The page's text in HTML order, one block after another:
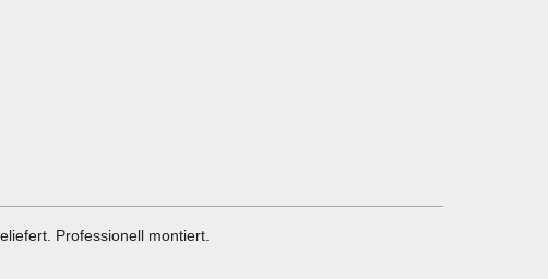
Professionell montiert.